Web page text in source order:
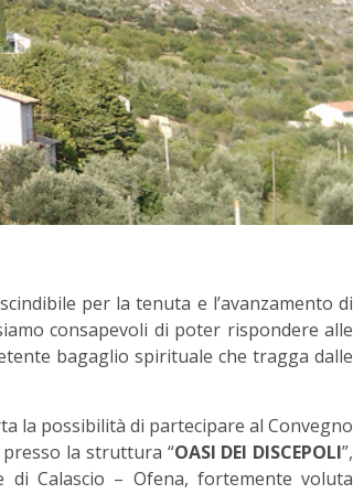
per la tenuta e l’avanzamento di
consapevoli di poter rispondere alle
bagaglio spirituale che tragga dalle
la possibilità di partecipare al Convegno
la struttura “OASI DEI DISCEPOLI”,
di Calascio – Ofena, fortemente voluta